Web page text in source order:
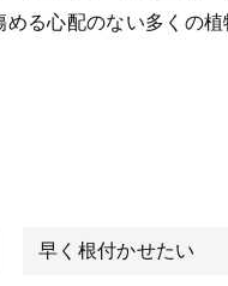
る心配のない多くの植
早く根付かせたい